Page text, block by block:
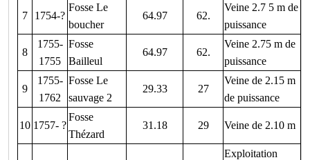
7 1754-?
Fosse Le
boucher
64.97 62.
Veine 2.7 5 m de
puissance
8
1755-
1755
Fosse
Bailleul
64.97 62.
Veine 2.75 m de
puissance
9
1755-
1762
Fosse Le
sauvage 2
29.33 27
Veine de 2.15 m
de puissance
10 1757- ?
Fosse
Thézard
31.18 29 Veine de 2.10 m
Exploitation